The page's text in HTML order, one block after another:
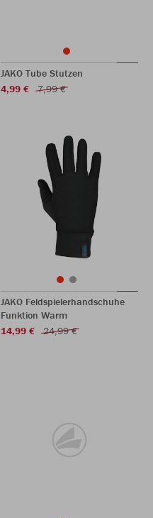
JAKO Tube Stutzen
4,99 €
7,99 €
JAKO Feldspielerhandschuhe
Funktion Warm
14,99 €
24,99 €